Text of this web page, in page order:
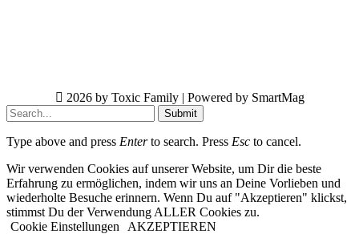
2026 by Toxic Family | Powered by SmartMag
Submit
Type above and press Enterto search. Press Esc to cancel.
Wir verwenden Cookies auf unserer Website, um Dir die beste
Erfahrung zu ermöglichen, indem wir uns an Deine Vorlieben und
wiederholte Besuche erinnern. Wenn Du auf "Akzeptieren" klickst,
stimmst Du der Verwendung ALLER Cookies zu.
Cookie Einstellungen
AKZEPTIEREN